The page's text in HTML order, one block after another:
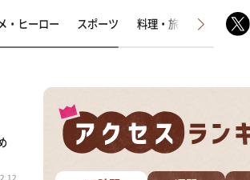
なるみ・岡村の過ぎるTV
・ヒーロー スポーツ 料理・旅 ラジオ番組